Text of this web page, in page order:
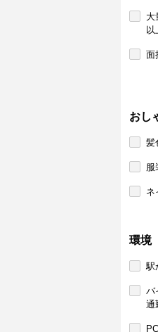
大
以
面
おし
髪
服
ネ
環境
駅
バ
通